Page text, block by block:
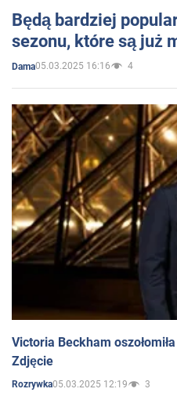
Będą bardziej
sezonu, które są już
Dama05.03.2025 16:16 4
Victoria Beckham
Zdjęcie
Rozrywka05.03.2025 12:19 3